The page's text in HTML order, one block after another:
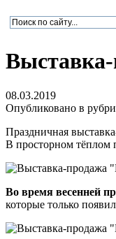
08.03.2019
Опубликовано в
Праздничная
В просторном тёплом
Во время весенней
которые только